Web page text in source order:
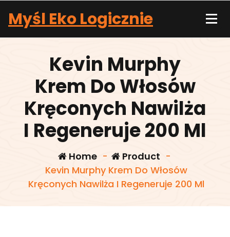
content
Myśl Eko Logicznie
Kevin Murphy
Krem Do Włosów
Kręconych Nawilża
I Regeneruje 200 Ml
Home- Product -
Kevin Murphy Krem Do Włosów
Kręconych Nawilża I Regeneruje 200 Ml